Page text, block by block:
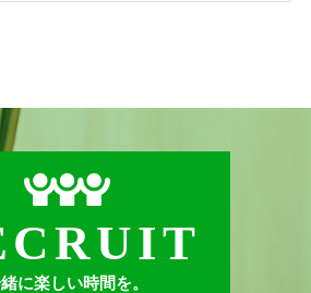
に楽しい時間を。